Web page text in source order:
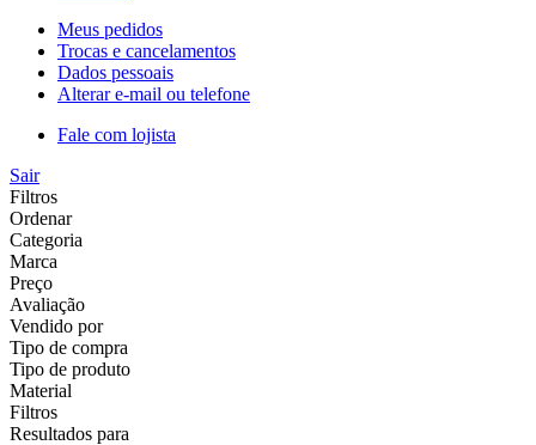
Meus pedidos
Trocas e cancelamentos
Dados pessoais
Alterar e-mail ou telefone
Fale com lojista
Sair
Filtros
Ordenar
Categoria
Marca
Preço
Avaliação
Vendido por
Tipo de compra
Tipo de produto
Material
Filtros
Resultados para